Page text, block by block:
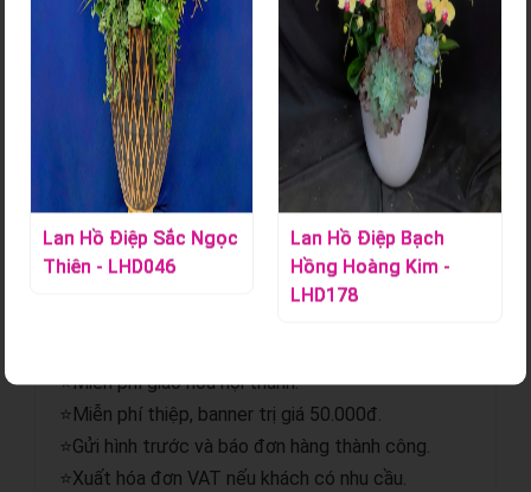
Giỏ trái cây kết hợp hoa tươi là món quà vừa thanh lịch vừa
ý nghĩa, nổi bật với sắc hoa tươi tắn và trái cây tuyển chọn
chất lượng. Phù hợp cho nhiều dịp, món quà này thay lời
chúc sức khỏe, niềm vui và sự trân trọng gửi đến người
Chi tiết sản phẩm
⭐Miễn phí giao hoa nội thành.
⭐Miễn phí thiệp, banner trị giá 50.000đ.
⭐Gửi hình trước và báo đơn hàng thành công.
⭐Xuất hóa đơn VAT nếu khách có nhu cầu.
Lan Hồ Điệp Sắc Ngọc
Thiên - LHD046
Lan Hồ Điệp Bạch
Hồng Hoàng Kim -
LHD178